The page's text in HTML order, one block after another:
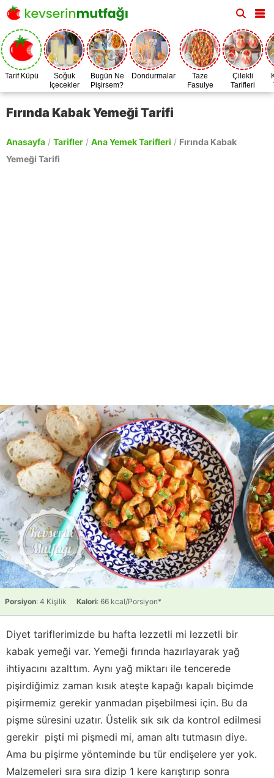
Tarif Küpü
Soğuk
İçecekler
Bugün Ne
Pişirsem?
Dondurmalar
Taze
Fasulye
Zamanı
Çilekli
Tarifleri
Fırında Kabak Yemeği Tarifi
Anasayfa / Tarifler / Ana Yemek Tarifleri / Fırında Kabak
Yemeği Tarifi
Porsiyon: 4 Kişilik Kalori: 66 kcal/Porsiyon*
Diyet tariflerimizde bu hafta lezzetli mi lezzetli bir
kabak yemeği var. Yemeği fırında hazırlayarak yağ
ihtiyacını azalttım. Aynı yağ miktarı ile tencerede
pişirdiğimiz zaman kısık ateşte kapağı kapalı biçimde
pişirmemiz gerekir yanmadan pişebilmesi için. Bu da
pişme süresini uzatır. Üstelik sık sık da kontrol edilmesi
gerekir pişti mi pişmedi mi, aman altı tutmasın diye.
Ama bu pişirme yönteminde bu tür endişelere yer yok.
Malzemeleri sıra sıra dizip 1 kere karıştırıp sonra